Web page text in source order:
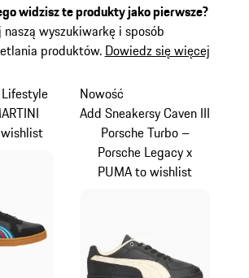
widzisz te produkty jako pierwsze?
naszą wyszukiwarkę i sposób
produktów. Dowiedz się więcej
wishlist
Nowość
Add Sneakersy Caven III
Porsche Turbo –
Porsche Legacy x
PUMA to wishlist